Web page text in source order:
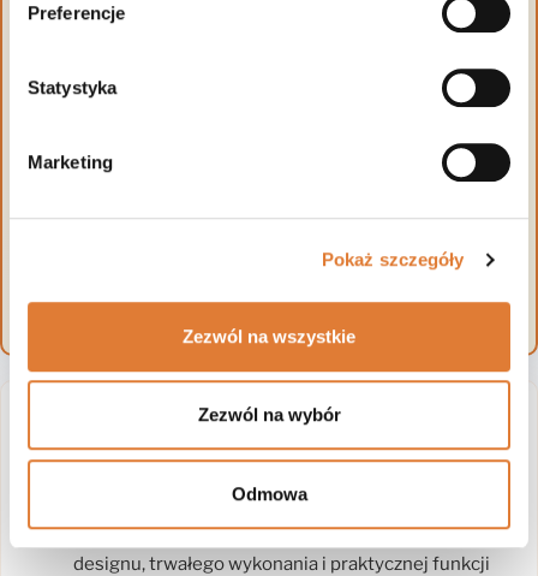
Preferencje
Statystyka
Marketing
Pokaż szczegóły
Zezwól na wszystkie
Zezwól na wybór
Odmowa
VIVO – funkcjonalny stół do
nowoczesnych wnętrz
Stół rozkładany VIVOto połączenie nowoczesnego
designu, trwałego wykonania i praktycznej funkcji